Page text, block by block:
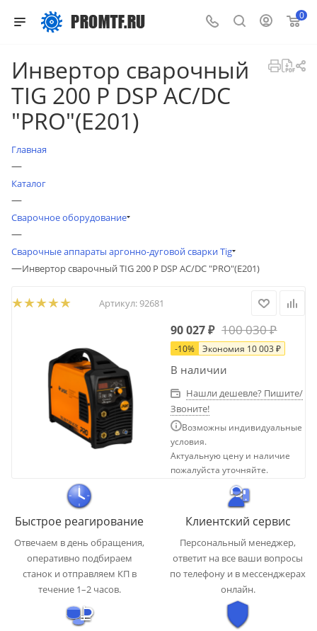
0
Инвертор сварочный
TIG 200 P DSP AC/DC
"PRO"(E201)
Главная
—
Каталог
—
Сварочное оборудование
—
Сварочные аппараты аргонно-дуговой сварки Tig
—Инвертор сварочный TIG 200 P DSP AC/DC "PRO"(E201)
Артикул:92681
90 027₽ 100 030₽
-10% Экономия 10 003 ₽
В наличии
Нашли дешевле? Пишите/
Звоните!
Возможны индивидуальные
условия.
Актуальную цену и наличие
пожалуйста уточняйте.
Быстрое реагирование
Отвечаем в день обращения,
оперативно подбираем
станок и отправляем КП в
течение 1–2 часов.
Клиентский сервис
Персональный менеджер,
ответит на все ваши вопросы
по телефону и в мессенджерах
онлайн.